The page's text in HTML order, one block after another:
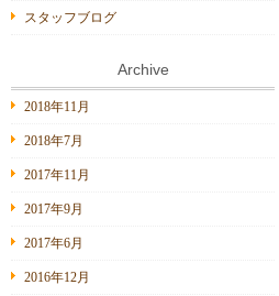
スタッフブログ
Archive
2018年11月
2018年7月
2017年11月
2017年9月
2017年6月
2016年12月